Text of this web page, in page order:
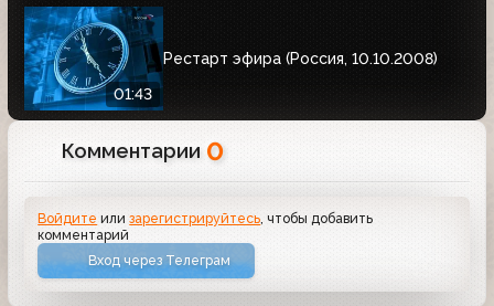
01:43
Рестарт эфира (Россия, 10.10.2008)
Комментарии 0
Войдите илизарегистрируйтесь , чтобы добавить
комментарий
Вход через Телеграм